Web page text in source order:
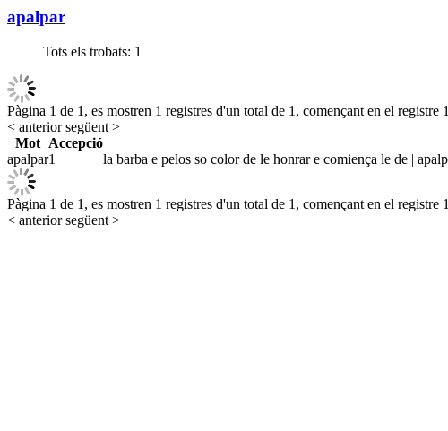
apalpar
Tots els trobats: 1
Pàgina 1 de 1, es mostren 1 registres d'un total de 1, començant en el registre
< anteriorsegüent >
Mot Accepció
apalpar1 la barba e pelos so color de le honrar e comiença le de |
Pàgina 1 de 1, es mostren 1 registres d'un total de 1, començant en el registre
< anteriorsegüent >